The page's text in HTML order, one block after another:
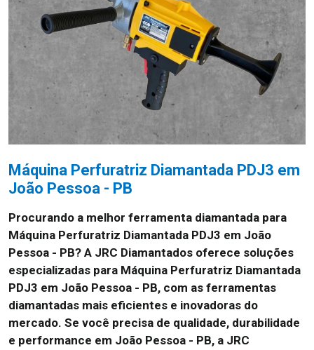
Máquina Perfuratriz Diamantada PDJ3 em
João Pessoa - PB
Procurando a melhor ferramenta diamantada para
Máquina Perfuratriz Diamantada PDJ3 em João
Pessoa - PB? A JRC Diamantados oferece soluções
especializadas para Máquina Perfuratriz Diamantada
PDJ3 em João Pessoa - PB, com as ferramentas
diamantadas mais eficientes e inovadoras do
mercado. Se você precisa de qualidade, durabilidade
e performance em João Pessoa - PB, a JRC